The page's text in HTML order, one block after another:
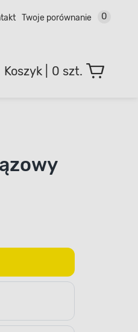
Twoje porównanie 0
0 szt.